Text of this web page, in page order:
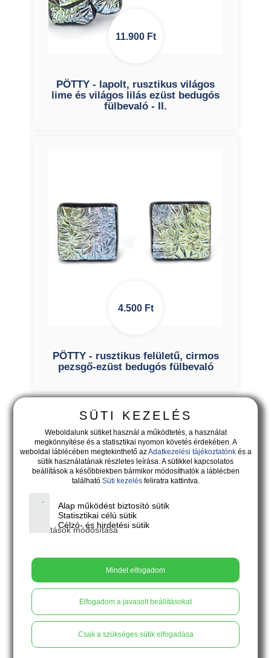
11.900Ft
PÖTTY - lapolt, rusztikus világos
lime és világos lilás ezüst bedugós
fülbevaló - II.
4.500Ft
PÖTTY - rusztikus felületű, cirmos
pezsgő-ezüst bedugós fülbevaló
16.900Ft
CARNABELLA – rusztikus felületű
gyűrű
SÜTI KEZELÉS
Weboldalunk sütiket használ a működtetés, a használat
megkönnyítése és a statisztikai nyomon követés érdekében. A
weboldal láblécében megtekinthető azAdatkezelési tájékoztatónkés a
sütik használatának részletes leírása. A sütikkel kapcsolatos
beállítások a későbbiekben bármikor módosíthatók a láblécben
található Süti kezelésfeliratra kattintva.
Alap működést biztosító sütik
Statisztikai célú sütik
Célzó- és hirdetési sütik
Beállítások módosítása
Mindet elfogadom
Elfogadom a javasolt beállításokat
Csak a szükséges sütik elfogadása